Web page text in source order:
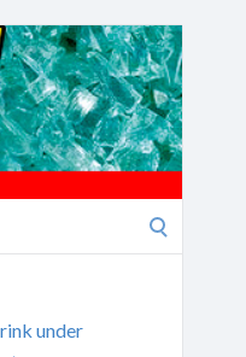
under